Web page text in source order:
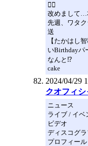
🙇‍♀️
改めまして…
先週、ワタ
送
【たかはし
いBirthdayパ
なんと⁉️
cake
2024/04/29
クオフィシ
ニュース
ライブ / イベ
ビデオ
ディスコグラ
プロフィール